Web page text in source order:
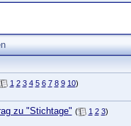
1 2 3 4 5 6 7 8 9 10)
zu "Stichtage" ( 1 2 3)